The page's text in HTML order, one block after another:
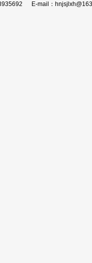
63935692 E-mail：